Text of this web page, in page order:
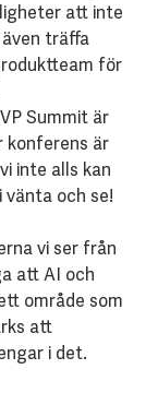
att inte
träffa
för
Summit är
konferens är
inte alls kan
och se!
vi ser från
att AI och
område som
att
i det.